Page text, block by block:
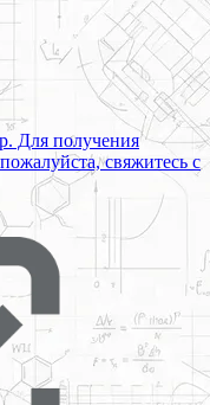
Для получения
свяжитесь с